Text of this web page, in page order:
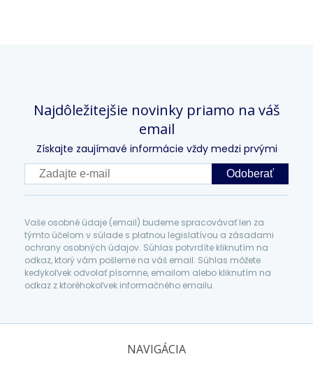
Najdôležitejšie novinky priamo na váš
email
Získajte zaujímavé informácie vždy medzi prvými
Odoberať
Vaše osobné údaje (email) budeme spracovávať len za
týmto účelom v súlade s platnou legislatívou a zásadami
ochrany osobných údajov. Súhlas potvrdíte kliknutím na
odkaz, ktorý vám pošleme na váš email. Súhlas môžete
kedykoľvek odvolať písomne, emailom alebo kliknutím na
odkaz z ktoréhokoľvek informačného emailu.
NAVIGÁCIA